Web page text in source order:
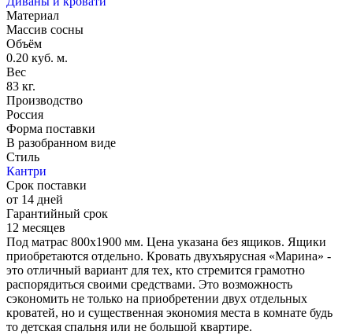
Материал
Массив сосны
Объём
0.20 куб. м.
Вес
83 кг.
Производство
Россия
Форма поставки
В разобранном виде
Стиль
Кантри
Срок поставки
от 14 дней
Гарантийный срок
12 месяцев
Под матрас 800х1900 мм. Цена указана без ящиков. Ящики
приобретаются отдельно. Кровать двухъярусная «Марина» -
это отличный вариант для тех, кто стремится грамотно
распорядиться своими средствами. Это возможность
сэкономить не только на приобретении двух отдельных
кроватей, но и существенная экономия места в комнате будь
то детская спальня или не большой квартире.